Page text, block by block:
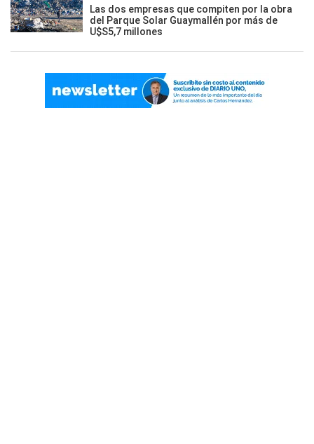
Las dos empresas que compiten por la obra
del Parque Solar Guaymallén por más de
U$S5,7 millones